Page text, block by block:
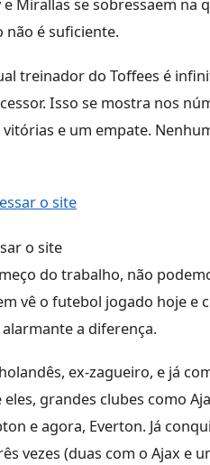
Mirallas se sobressaem na
não é suficiente.
treinador do Toffees é
Isso se mostra nos
e um empate.
o site
do trabalho, não
vê o futebol jogado hoje e
a diferença.
ex-zagueiro, e já
grandes clubes como
e agora, Everton. Já
vezes (duas com o Ajax e